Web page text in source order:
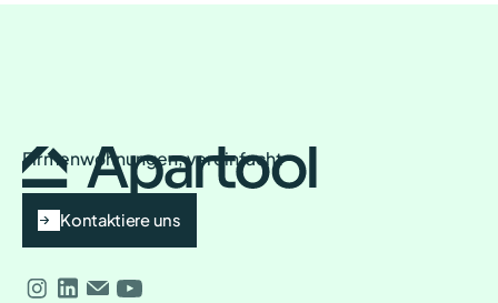
Firmenwohnungen, vereinfacht
Kontaktiere uns